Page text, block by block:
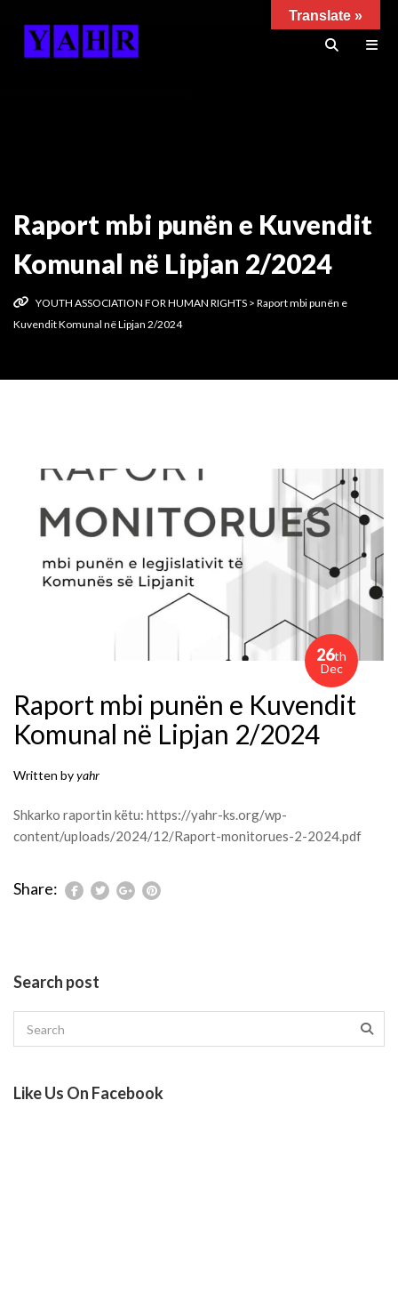
Raport mbi punën e Kuvendit
Komunal në Lipjan 2/2024
YOUTH ASSOCIATION FOR HUMAN RIGHTS > Raport mbi punën e
Kuvendit Komunal në Lipjan 2/2024
26th
Dec
Raport mbi punën e Kuvendit
Komunal në Lipjan 2/2024
Written byyahr
Shkarko raportin këtu: https://yahr-ks.org/wp-
content/uploads/2024/12/Raport-monitorues-2-2024.pdf
Share:
Search post
Like Us On Facebook
Translate »